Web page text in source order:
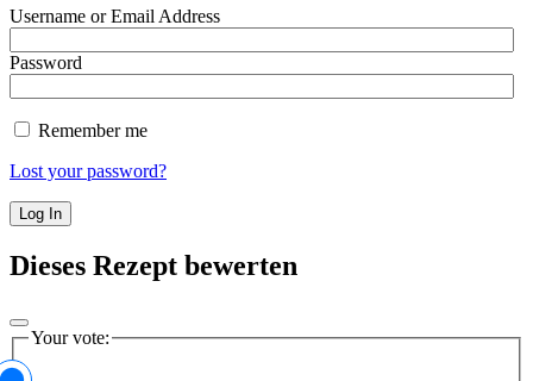
Username or Email Address
Password
Remember me
Lost your password?
Dieses Rezept bewerten
Your vote: